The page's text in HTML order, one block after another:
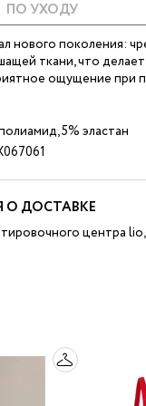
ПО УХОДУ
нового поколения:
ткани, что
ощущение при
5% эластан
ДОСТАВКЕ
центра lio,